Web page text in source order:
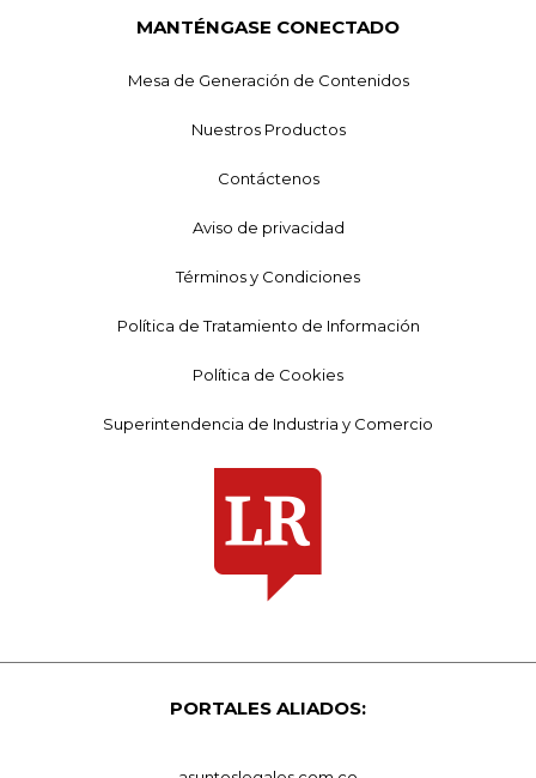
MANTÉNGASE CONECTADO
Mesa de Generación de Contenidos
Nuestros Productos
Contáctenos
Aviso de privacidad
Términos y Condiciones
Política de Tratamiento de Información
Política de Cookies
Superintendencia de Industria y Comercio
PORTALES ALIADOS: